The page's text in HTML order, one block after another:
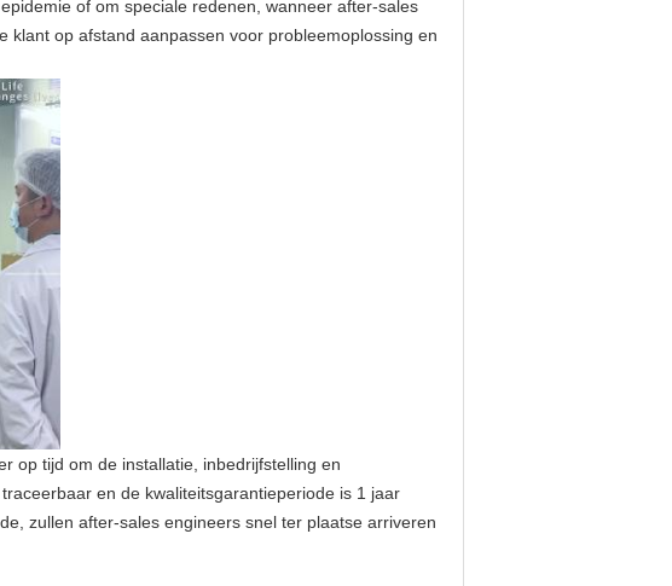
of om speciale redenen, wanneer after-sales
op afstand aanpassen voor probleemoplossing en
op tijd om de installatie, inbedrijfstelling en
en de kwaliteitsgarantieperiode is 1 jaar
zullen after-sales engineers snel ter plaatse arriveren